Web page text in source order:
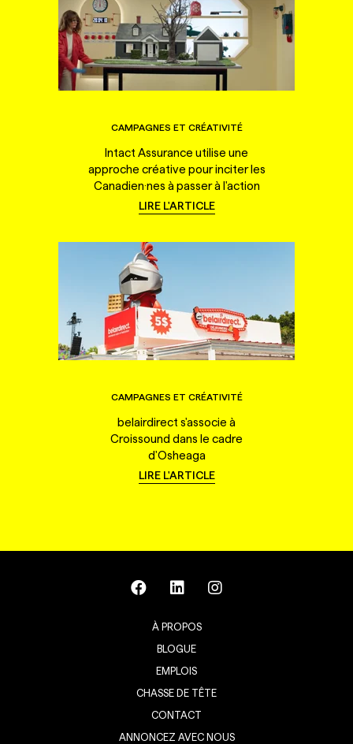
CAMPAGNES ET CRÉATIVITÉ
Intact Assurance utilise une
approche créative pour inciter les
Canadien·nes à passer à l'action
LIRE L'ARTICLE
CAMPAGNES ET CRÉATIVITÉ
belairdirect s'associe à
Croissound dans le cadre
d'Osheaga
LIRE L'ARTICLE
À PROPOS
BLOGUE
EMPLOIS
CHASSE DE TÊTE
CONTACT
ANNONCEZ AVEC NOUS